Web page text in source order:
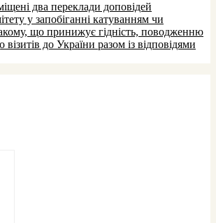
два переклади доповідей
у запобіганні катуванням чи
що принижує гідність, поводженню
до України разом із відповідями